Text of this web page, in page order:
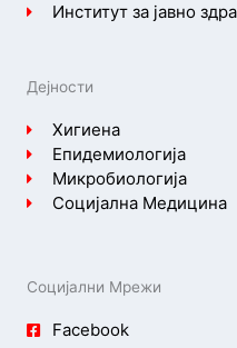
Институт за јавно
Дејности
Хигиена
Епидемиологија
Микробиологија
Социјална Медицина
Социјални Мрежи
Facebook